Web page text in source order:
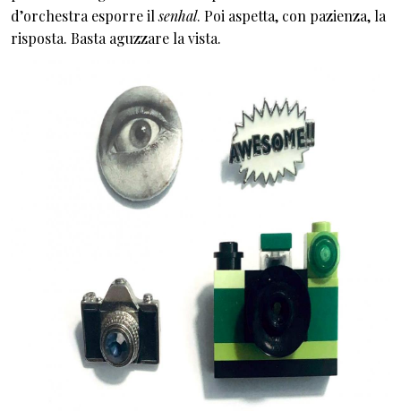
d’orchestra esporre ilsenhal. Poi aspetta, con pazienza, la
risposta. Basta aguzzare la vista.